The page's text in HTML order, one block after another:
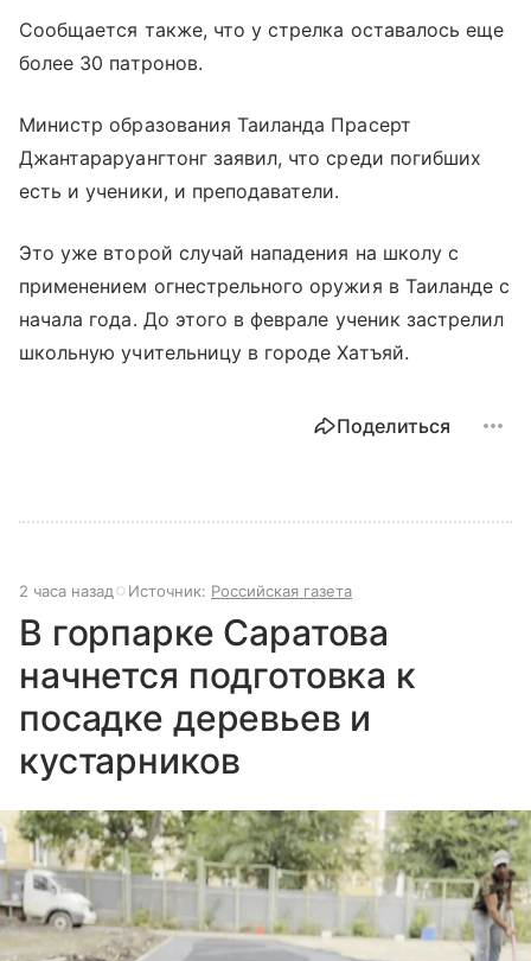
Сообщается также, что у стрелка оставалось еще
более 30 патронов.
Министр образования Таиланда Прасерт
Джантараруангтонг заявил, что среди погибших
есть и ученики, и преподаватели.
Это уже второй случай нападения на школу с
применением огнестрельного оружия в Таиланде с
начала года. До этого в феврале ученик застрелил
школьную учительницу в городе Хатъяй.
Поделиться
2 часа назад Источник: Российская газета
В горпарке Саратова
начнется подготовка к
посадке деревьев и
кустарников